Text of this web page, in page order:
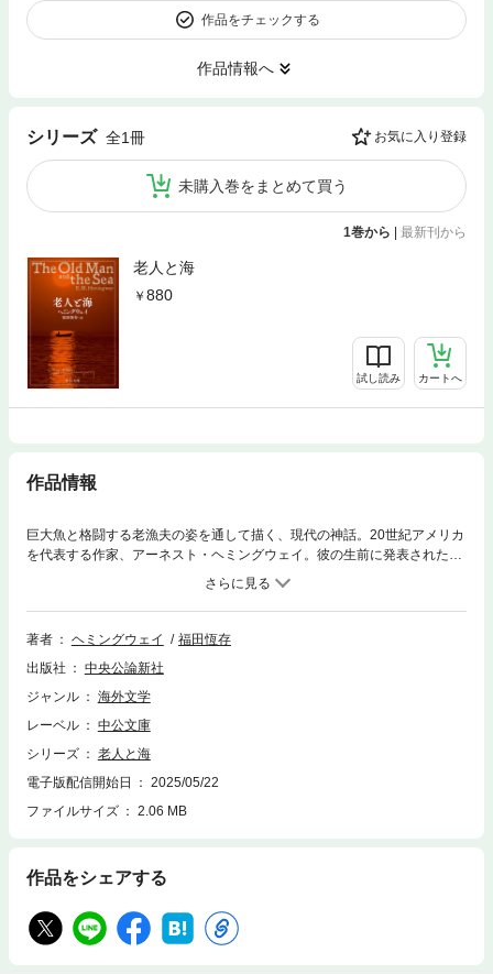
作品をチェックする
作品情報へ
シリーズ 全1冊 お気に入り登録
未購入巻をまとめて買う
1巻から | 最新刊から
老人と海
880
試し読み カートへ
作品情報
巨大魚と格闘する老漁夫の姿を通して描く、現代の神話。20世紀アメリカ
を代表する作家、アーネスト・ヘミングウェイ。彼の生前に発表された最
後の小説にして、ピュリッツァー賞・ノーベル文学賞を受けるなど世界的
に高い評価を得た『老人と海』。劇作家・批評家の福田恆存によるその翻
訳は、日本でも初訳（1955）以来、改訂を重ね、累計500万部を超える大
ベストセラーとして読み継がれてきました。本書は、いわば、日本語訳と
ヘミングウェイ作品および『老人と海』が日本でいかに読まれてきたかを
示す、作家たちのエッセイを巻末に収録。〈一生に一度は読みたい、文学
す。
著者 ヘミングウェイ
福田恆存
出版社
中央公論新社
ジャンル
海外文学
レーベル
中公文庫
シリーズ
老人と海
電子版配信開始日
2025/05/22
ファイルサイズ
2.06 MB
作品をシェアする